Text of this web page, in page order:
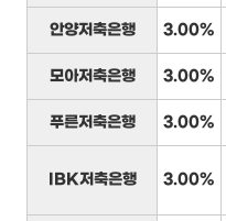
안양저축은행 3.00%
모아저축은행 3.00%
푸른저축은행 3.00%
IBK저축은행 3.00%